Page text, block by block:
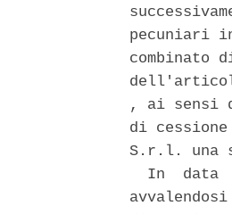
pecuniari
, ai sensi
di
S.r.l. una
In  data